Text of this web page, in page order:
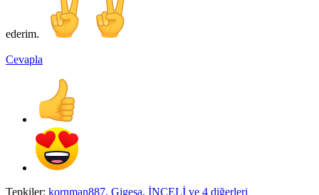
ederim.
Cevapla
Tepkiler: kornman887, Gigesa, İNÇELİ ve 4 diğerleri